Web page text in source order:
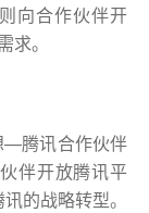
向合作伙伴开
。
—腾讯合作伙伴
伴开放腾讯平
的战略转型。